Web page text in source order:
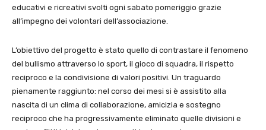
educativi e ricreativi svolti ogni sabato pomeriggio grazie
all’impegno dei volontari dell’associazione.
L’obiettivo del progetto è stato quello di contrastare il fenomeno
del bullismo attraverso lo sport, il gioco di squadra, il rispetto
reciproco e la condivisione di valori positivi. Un traguardo
pienamente raggiunto: nel corso dei mesi si è assistito alla
nascita di un clima di collaborazione, amicizia e sostegno
reciproco che ha progressivamente eliminato quelle divisioni e